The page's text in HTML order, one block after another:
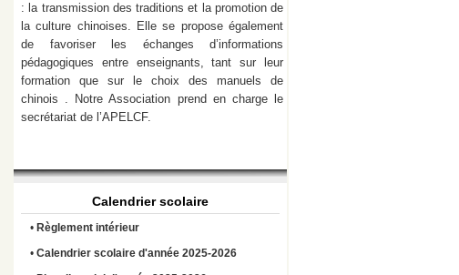
: la transmission des traditions et la promotion de
la culture chinoises. Elle se propose également
de favoriser les échanges d’informations
pédagogiques entre enseignants, tant sur leur
formation que sur le choix des manuels de
chinois . Notre Association prend en charge le
secrétariat de l’APELCF.
Calendrier scolaire
• Règlement intérieur
• Calendrier scolaire d'année 2025-2026